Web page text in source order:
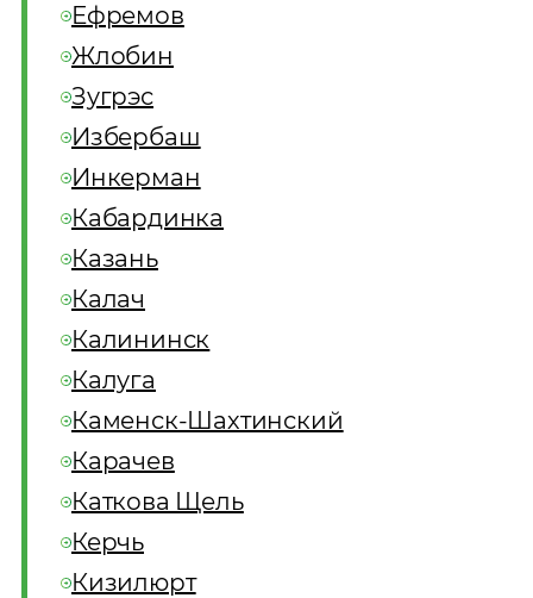
Ефремов
Жлобин
Зугрэс
Избербаш
Инкерман
Кабардинка
Казань
Калач
Калининск
Калуга
Каменск-Шахтинский
Карачев
Каткова Щель
Керчь
Кизилюрт